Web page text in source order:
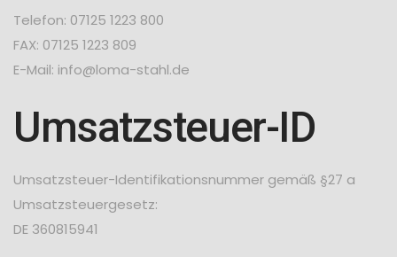
Telefon: 07125 1223 800
FAX: 07125 1223 809
E-Mail: info@loma-stahl.de
Umsatzsteuer-ID
Umsatzsteuer-Identifikationsnummer gemäß §27 a
Umsatzsteuergesetz:
DE 360815941